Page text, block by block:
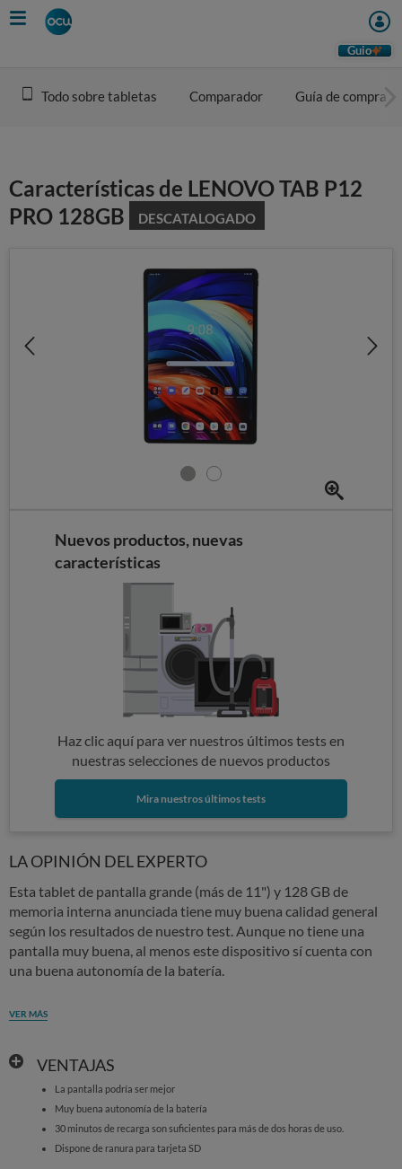
Skip
to
Guio
Todo sobre tabletas Comparador Guía de compra
Características de LENOVO TAB P12
PRO 128GB
DESCATALOGADO
Nuevos productos, nuevas
características
Haz clic aquí para ver nuestros últimos tests en
nuestras selecciones de nuevos productos
Mira nuestros últimos tests
LA OPINIÓN DEL EXPERTO
Esta tablet de pantalla grande (más de 11") y 128 GB de
memoria interna anunciada tiene muy buena calidad general
según los resultados de nuestro test. Aunque no tiene una
pantalla muy buena, al menos este dispositivo sí cuenta con
una buena autonomía de la batería.
VER MÁS
VENTAJAS
La pantalla podría ser mejor
Muy buena autonomía de la batería
30 minutos de recarga son suficientes para más de dos horas de uso.
Dispone de ranura para tarjeta SD